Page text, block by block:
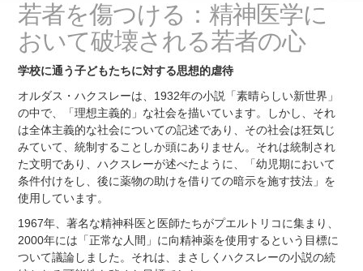
若者を傷つける：精神医学に
おいて破壊される若者の心
学校に通う子どもたちに対する思想的虐待
オルダス・ハクスレーは、1932年の小説「素晴らしい新世界」
の中で、「理想主義的」な社会を描いています。しかし、それ
は全体主義的な社会についての記述であり、その社会は狂気じ
みていて、統制することしか頭にありません。 それは統制され
た文明であり、ハクスレーが述べたように、「幼児期において
条件付けをし、後に薬物の助けを借りての暗示を施す技法」を
使用しています。
1967年、著名な精神科医と医師たちがプエルトリコに集まり、
2000年には「正常な人間」に向精神薬を使用するという目標に
ついて議論しました。それは、まさしくハクスレーの小説の続